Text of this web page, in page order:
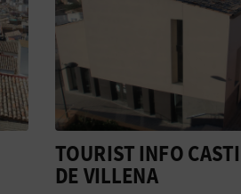
IGLESIA
DE SANTA MARÍA